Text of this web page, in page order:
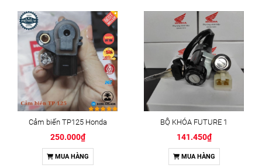
Cảm biến TP125 Honda
250.000₫
MUA HÀNG
BỘ KHÓA FUTURE 1
141.450₫
MUA HÀNG